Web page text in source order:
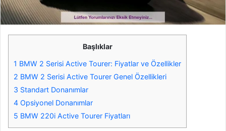
Başlıklar
1 BMW 2 Serisi Active Tourer: Fiyatlar ve Özellikler
2 BMW 2 Serisi Active Tourer Genel Özellikleri
3 Standart Donanımlar
4 Opsiyonel Donanımlar
5 BMW 220i Active Tourer Fiyatları